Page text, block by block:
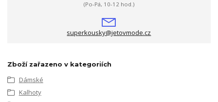
(Po-Pá, 10-12 hod.)
superkousky@jetovmode.cz
Zboží zařazeno v kategoriích
Dámské
Kalhoty